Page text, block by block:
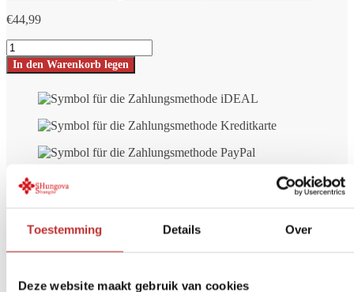
Toestemming Details Over
Deze website maakt gebruik van cookies
€44,99
Shungite
Snyat'
Sceptre
Stress-
Nummer
In den Warenkorb legen